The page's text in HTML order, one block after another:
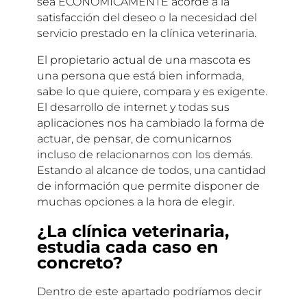
satisfacción del deseo o la necesidad del
servicio prestado en la clínica veterinaria.
El propietario actual de una mascota es
una persona que está bien informada,
sabe lo que quiere, compara y es exigente.
El desarrollo de internet y todas sus
aplicaciones nos ha cambiado la forma de
actuar, de pensar, de comunicarnos
incluso de relacionarnos con los demás.
Estando al alcance de todos, una cantidad
de información que permite disponer de
muchas opciones a la hora de elegir.
¿La clínica veterinaria,
estudia cada caso en
concreto?
Dentro de este apartado podríamos decir